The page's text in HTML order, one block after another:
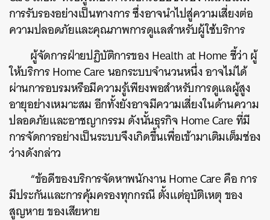
การรับรองอย่างเป็นทางการ ซึ่งอาจนำไปสู่ความเสี่ยงต่อ
ความปลอดภัยและคุณภาพการดูแลสำหรับผู้ใช้บริการ
ผู้จัดการฝ่ายปฏิบัติการของ Health at Home ชี้ว่า ผู้
ให้บริการ Home Care นอกระบบจำนวนหนึ่ง อาจไม่ได้
ผ่านการอบรมหรือมีความรู้เพียงพอสำหรับการดูแลผู้สูง
อายุอย่างเหมาะสม อีกทั้งยังอาจมีความเสี่ยงในด้านความ
ปลอดภัยและอาชญากรรม ดังนั้นธุรกิจ Home Care ที่มี
การจัดการอย่างเป็นระบบจึงเกิดขึ้นเพื่อเข้ามาเติมเต็มช่อง
ว่างดังกล่าว
“ข้อดีของบริการจัดหาพนักงาน Home Care คือ การ
มีประกันและการคุ้มครองทุกกรณี ตั้งแต่อุบัติเหตุ ของ
สูญหาย ของเสียหาย
ค้นหา
SHARE TWEET LINE EMAIL